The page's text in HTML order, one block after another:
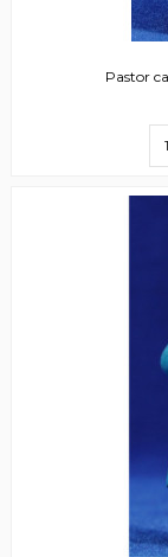
Pastor